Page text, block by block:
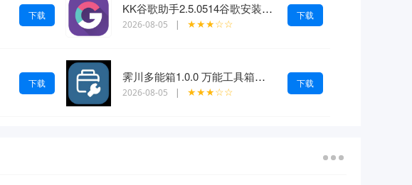
下载 KK谷歌助手2.5.0514谷歌安装器 一键下载安装
2026-08-05 | ★★★☆☆
下载
下载 霁川多能箱1.0.0 万能工具箱内置驾考考题 去水印等功能
2026-08-05 | ★★★☆☆
下载